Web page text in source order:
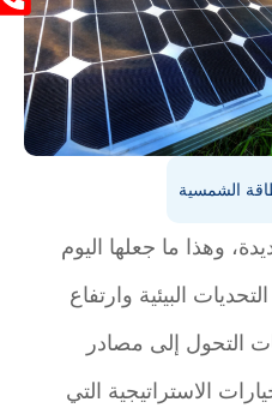
الشمسية
وهذا ما جعلها اليوم
البيئية وارتفاع
التحول إلى مصادر
الاستراتيجية التي